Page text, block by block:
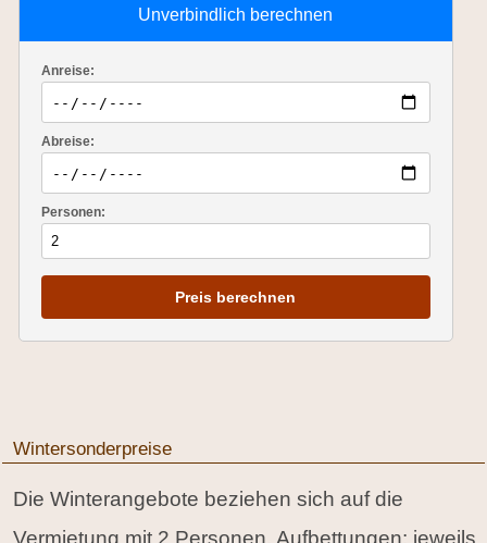
Unverbindlich berechnen
Anreise:
Abreise:
Personen:
Preis berechnen
Wintersonderpreise
Die Winterangebote beziehen sich auf die